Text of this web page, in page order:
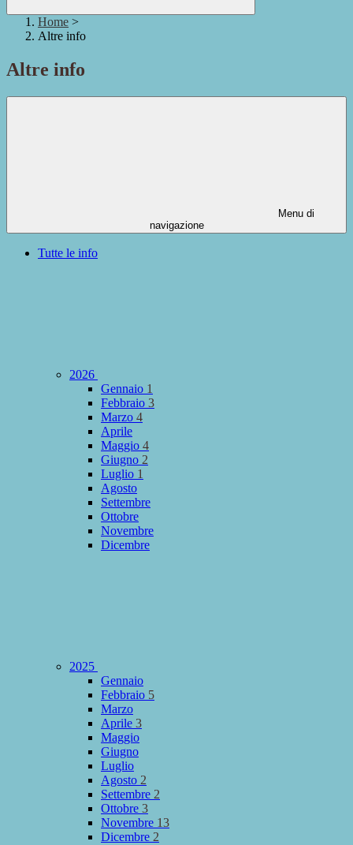
Home >
Altre info
Altre info
Menu di
navigazione
Tutte le info
2026
Gennaio 1
Febbraio 3
Marzo 4
Aprile
Maggio 4
Giugno 2
Luglio 1
Agosto
Settembre
Ottobre
Novembre
Dicembre
2025
Gennaio
Febbraio 5
Marzo
Aprile 3
Maggio
Giugno
Luglio
Agosto 2
Settembre 2
Ottobre 3
Novembre 13
Dicembre 2